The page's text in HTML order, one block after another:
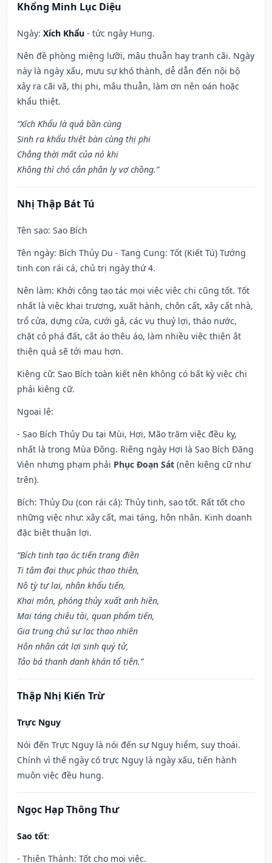
Khổng Minh Lục Diệu
Ngày: Xích Khẩu - tức ngày Hung.
Nên đề phòng miệng lưỡi, mâu thuẫn hay tranh cãi. Ngày
này là ngày xấu, mưu sự khó thành, dễ dẫn đến nội bộ
xảy ra cãi vã, thị phi, mâu thuẫn, làm ơn nên oán hoặc
khẩu thiệt.
“Xích Khẩu là quả bần cùng
Sinh ra khẩu thiệt bàn cùng thị phi
Chẳng thời mất của nó khi
Không thì chó cắn phân ly vợ chồng.”
Nhị Thập Bát Tú
Tên sao: Sao Bích
Tên ngày: Bích Thủy Du - Tang Cung: Tốt (Kiết Tú) Tướng
tinh con rái cá, chủ trị ngày thứ 4.
Nên làm: Khởi công tạo tác mọi việc việc chi cũng tốt. Tốt
nhất là việc khai trương, xuất hành, chôn cất, xây cất nhà,
trổ cửa, dựng cửa, cưới gả, các vụ thuỷ lợi, tháo nước,
chặt cỏ phá đất, cắt áo thêu áo, làm nhiều việc thiện ắt
thiện quả sẽ tới mau hơn.
Kiêng cữ: Sao Bích toàn kiết nên không có bất kỳ việc chi
phải kiêng cữ.
Ngoại lệ:
- Sao Bích Thủy Du tại Mùi, Hợi, Mão trăm việc đều kỵ,
nhất là trong Mùa Đông. Riêng ngày Hợi là Sao Bích Đăng
Viên nhưng phạm phải Phục Đoạn Sát (nên kiêng cữ như
trên).
Bích: Thủy Du (con rái cá): Thủy tinh, sao tốt. Rất tốt cho
những việc như: xây cất, mai táng, hôn nhân. Kinh doanh
đặc biệt thuận lợi.
“Bích tinh tạo ác tiến trang điền
Ti tâm đại thục phúc thao thiên,
Nô tỳ tự lai, nhân khẩu tiến,
Khai môn, phóng thủy xuất anh hiền,
Mai táng chiêu tài, quan phẩm tiến,
Gia trung chủ sự lạc thao nhiên
Hôn nhân cát lợi sinh quý tử,
Tảo bá thanh danh khán tổ tiên.”
Thập Nhị Kiến Trừ
Trực Nguy
Nói đến Trực Nguy là nói đến sự Nguy hiểm, suy thoái.
Chính vì thế ngày có trực Nguy là ngày xấu, tiến hành
muôn việc đều hung.
Ngọc Hạp Thông Thư
Sao tốt:
- Thiên Thành: Tốt cho mọi việc.